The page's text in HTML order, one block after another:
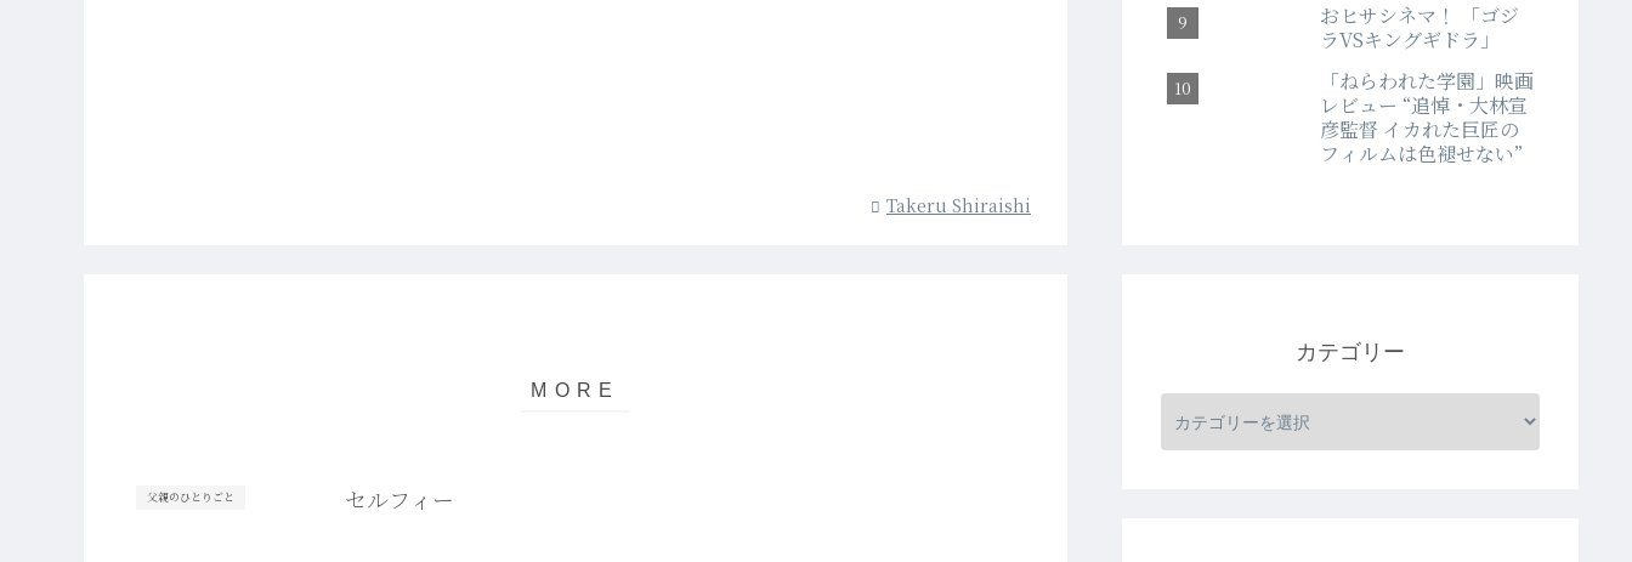
Takeru Shiraishi
父親のひとりごと セルフィー
おヒサシネマ！ 「ゴジ
ラVSキングギドラ」
「ねらわれた学園」映画
レビュー “追悼・大林宣
彦監督 イカれた巨匠の
フィルムは色褪せない”
カテゴリー